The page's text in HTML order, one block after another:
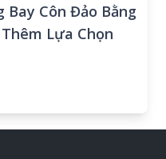
Côn Đảo Bằng
Lựa Chọn